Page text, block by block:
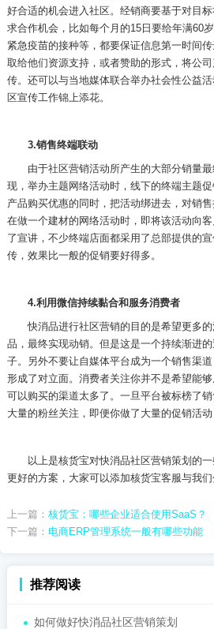
好合适的机会进入社区。经销商要基于对目
求合作机会，比如每个月的15日要给年满60
紧急疫苗的接种等，都要保证信息第一时间
取给他们资源支持，或者赞助的形式，将公
传。还可以与当地媒体联合举办社会性公益
区宣传工作锦上添花。
3.销售终端联动
由于社区营销活动所产生的大部分销量
现，举办主题网络活动时，线下的终端主题
产品购买优惠的同时，把活动绑进去，对销
在做一个建材的网络活动时，即将该活动向
了宣讲，不少终端店面都采用了总部提供的
传，效果比一般的促销要好得多。
4.利用微信持续黏合和服务消费者
快消品进行社区营销的目的是希望更多
品，最终实现动销。但是这是一个持续渐进
子。另外不要让自媒体平台成为一个销售渠
形成了对立面。消费者关注你并不是希望能
可以购买的渠道太多了。一旦平台被标榜了
大量的粉丝关注，即便你做了大量的促销活动
以上是核货宝对快消品社区营销策划的
更好的方案，大家可以添加核货宝客服与我们
上一篇： 核货宝：哪些企业适合使用SaaS？
下一篇： 电商ERP管理系统一般有哪些功能
推荐阅读
如何做好快消品社区营销策划